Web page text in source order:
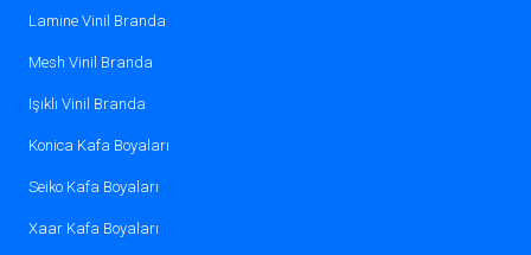
Lamine Vinil Branda
Mesh Vinil Branda
Işıklı Vinil Branda
Konica Kafa Boyaları
Seiko Kafa Boyaları
Xaar Kafa Boyaları